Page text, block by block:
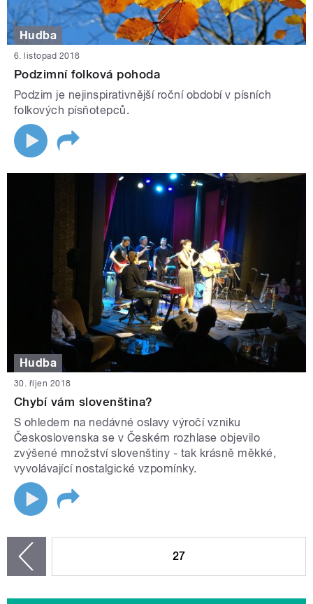
Hudba
6. listopad 2018
Podzimní folková pohoda
Podzim je nejinspirativnější roční období v písních
folkových písňotepců.
Hudba
30. říjen 2018
Chybí vám slovenština?
S ohledem na nedávné oslavy výročí vzniku
Československa se v Českém rozhlase objevilo
zvýšené množství slovenštiny - tak krásně měkké,
vyvolávající nostalgické vzpomínky.
27